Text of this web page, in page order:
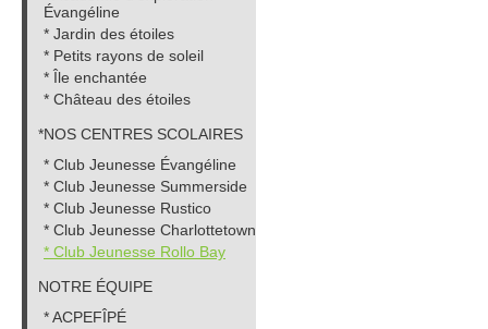
Évangéline
* Jardin des étoiles
* Petits rayons de soleil
* Île enchantée
* Château des étoiles
*NOS CENTRES SCOLAIRES
* Club Jeunesse Évangéline
* Club Jeunesse Summerside
* Club Jeunesse Rustico
* Club Jeunesse Charlottetown
* Club Jeunesse Rollo Bay
NOTRE ÉQUIPE
* ACPEFÎPÉ